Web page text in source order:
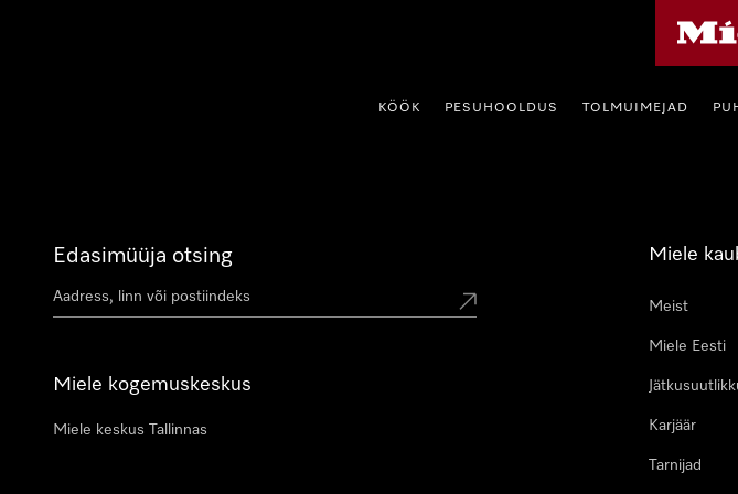
KÖÖK PESUHOOLDUS TOLMUIMEJAD
Edasimüüja otsing
Miele kogemuskeskus
Miele keskus Tallinnas
Miele
Meist
Miele Eesti
Karjäär
Tarnijad